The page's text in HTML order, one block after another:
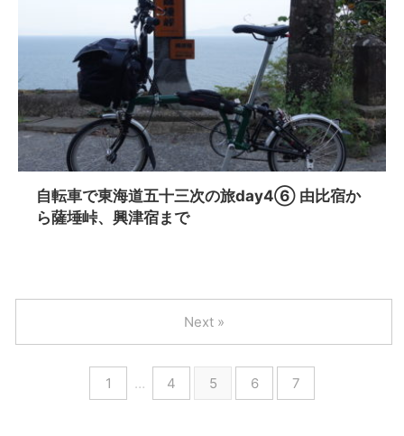
自転車で東海道五十三次の旅day4⑥ 由比宿か
ら薩埵峠、興津宿まで
1 … 4 5 6 7
Next »